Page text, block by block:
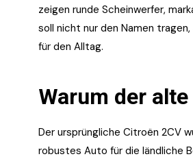
zeigen runde Scheinwerfer,
soll nicht nur den Namen
für den Alltag.
Warum der
Der ursprüngliche Citroën 2CV
robustes Auto für die ländliche